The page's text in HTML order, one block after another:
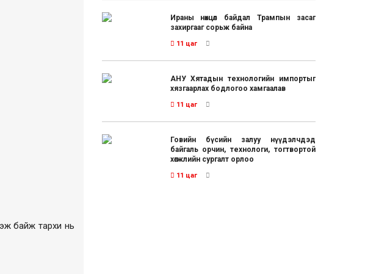
байж тархи нь
Ираны нөхцөл байдал Трампын засаг
захиргааг сорьж байна
11 цаг
АНУ Хятадын технологийн импортыг
хязгаарлах бодлогоо хамгаалав
11 цаг
Говийн бүсийн залуу нүүдэлчдэд
байгаль орчин, технологи, тогтвортой
хөгжлийн сургалт орлоо
11 цаг